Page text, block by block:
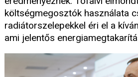
költségmegosztók használata
radiátorszelepekkel éri el a
ami jelentős